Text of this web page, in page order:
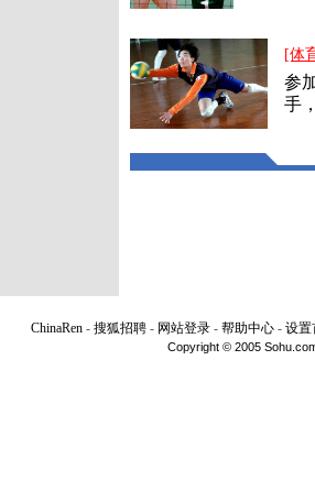
[体
参
手
ChinaRen - 搜狐招聘 - 网站登录 - 帮助中心 - 设置
Copyright © 2005